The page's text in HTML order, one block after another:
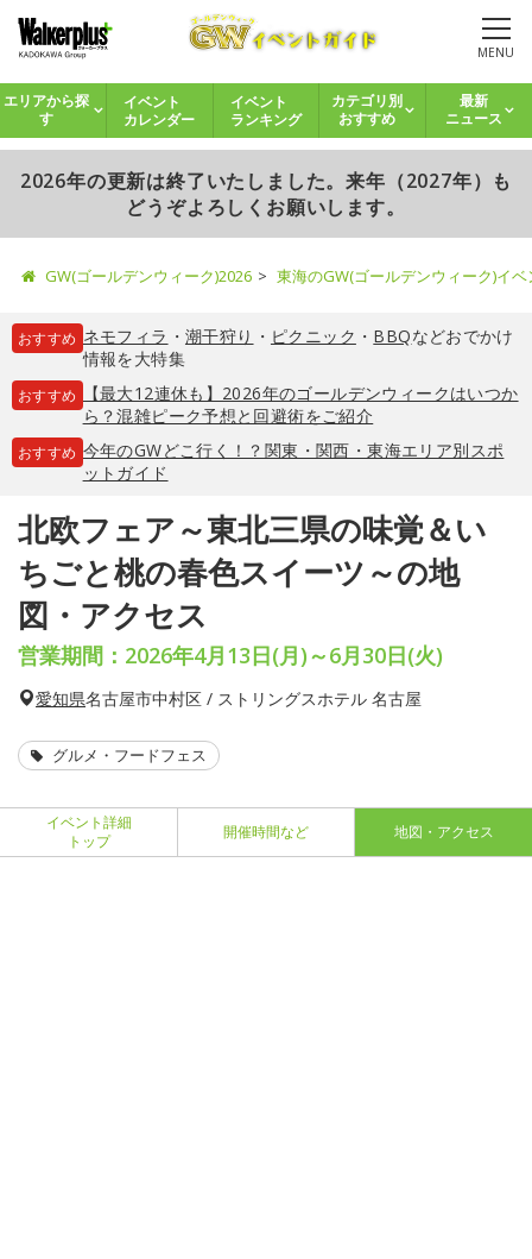
MENU
エリアから探
す
イベント
カレンダー
イベント
ランキング
カテゴリ別
おすすめ
最新
ニュース
2026年の更新は終了いたしました。来年（2027年）も
どうぞよろしくお願いします。
GW(ゴールデンウィーク)2026 東海のGW(ゴールデンウィーク)イ
おすすめ ネモフィラ ・ 潮干狩り ・ ピクニック ・ BBQなどおでかけ
情報を大特集
おすすめ
【最大12連休も】2026年のゴールデンウィークはいつか
ら？混雑ピーク予想と回避術をご紹介
おすすめ 今年のGWどこ行く！？関東・関西・東海エリア別スポ
ットガイド
北欧フェア～東北三県の味覚＆い
ちごと桃の春色スイーツ～の地
図・アクセス
営業期間：2026年4月13日(月)～6月30日(火)
愛知県名古屋市中村区 / ストリングスホテル 名古屋
グルメ・フードフェス
イベント詳細
トップ
開催時間など 地図・アクセス